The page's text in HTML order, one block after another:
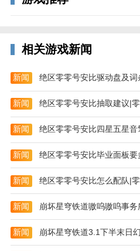
相关游戏新闻
新闻 绝区零零号安比驱动盘及
新闻 绝区零零号安比抽取建议|
新闻 绝区零零号安比四星五星音
新闻 绝区零零号安比毕业面板
新闻 绝区零零号安比怎么配队|
新闻 崩坏星穹铁道嗷呜嗷呜事
新闻 崩坏星穹铁道3.1下半末日